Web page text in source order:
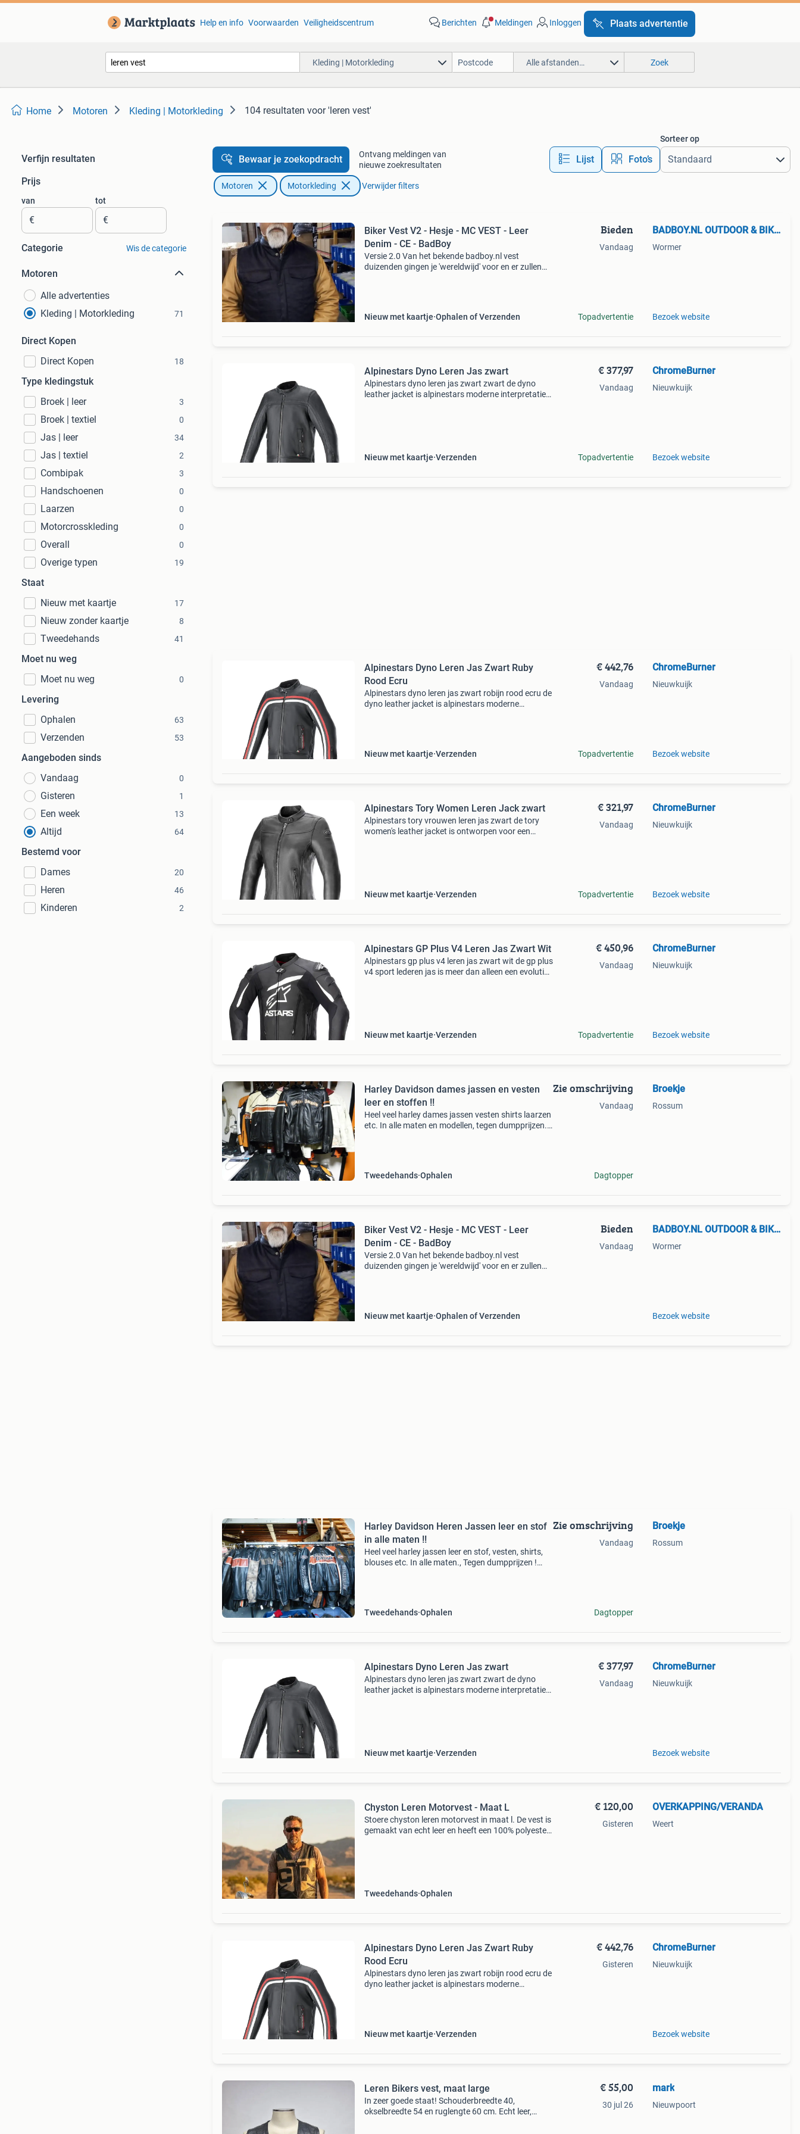
Help en info Voorwaarden Veiligheidscentrum Berichten Meldingen Inloggen Plaats advertentie
Kleding | Motorkleding Alle afstanden… Zoek
Home Motoren Kleding | Motorkleding 104 resultaten voor 'leren vest'
Verfijn resultaten
Prijs
van
€
tot
€
Categorie Wis de categorie
Motoren
Alle advertenties
Kleding | Motorkleding
71
Direct Kopen
Direct Kopen
18
Type kledingstuk
Broek | leer
3
Broek | textiel 0
Jas | leer 34
Jas | textiel 2
Combipak 3
Handschoenen 0
Laarzen 0
Motorcrosskleding 0
Overall 0
Overige typen 19
Staat
Nieuw met kaartje
17
Nieuw zonder kaartje 8
Tweedehands 41
Moet nu weg
Moet nu weg
0
Levering
Ophalen
63
Verzenden 53
Aangeboden sinds
Vandaag
0
Gisteren 1
Een week 13
Altijd 64
Bestemd voor
Dames
20
Heren 46
Kinderen 2
Bewaar je zoekopdracht
Ontvang meldingen van
nieuwe zoekresultaten
Lijst Foto’s
Sorteer op
Motoren Motorkleding Verwijder filters
Biker Vest V2 - Hesje - MC VEST - Leer
Denim - CE - BadBoy
Versie 2.0 Van het bekende badboy.nl vest
duizenden gingen je 'wereldwijd' voor en er zullen
Nieuw met kaartje Ophalen of Verzenden
Bieden
Vandaag
Topadvertentie
BADBOY.NL OUTDOOR & BIKERSHOP
Wormer
Bezoek website
Alpinestars Dyno Leren Jas zwart
Alpinestars dyno leren jas zwart zwart de dyno
leather jacket is alpinestars moderne interpretatie
Nieuw met kaartje Verzenden
€ 377,97
Vandaag
Topadvertentie
ChromeBurner
Nieuwkuijk
Bezoek website
Alpinestars Dyno Leren Jas Zwart Ruby
Rood Ecru
Alpinestars dyno leren jas zwart robijn rood ecru de
dyno leather jacket is alpinestars moderne
Nieuw met kaartje Verzenden
€ 442,76
Vandaag
Topadvertentie
ChromeBurner
Nieuwkuijk
Bezoek website
Alpinestars Tory Women Leren Jack zwart
Alpinestars tory vrouwen leren jas zwart de tory
women's leather jacket is ontworpen voor een
Nieuw met kaartje Verzenden
€ 321,97
Vandaag
Topadvertentie
ChromeBurner
Nieuwkuijk
Bezoek website
Alpinestars GP Plus V4 Leren Jas Zwart Wit
Alpinestars gp plus v4 leren jas zwart wit de gp plus
v4 sport lederen jas is meer dan alleen een evolutie
Nieuw met kaartje Verzenden
€ 450,96
Vandaag
Topadvertentie
ChromeBurner
Nieuwkuijk
Bezoek website
Harley Davidson dames jassen en vesten
leer en stoffen !!
Heel veel harley dames jassen vesten shirts laarzen
etc. In alle maten en modellen, tegen dumpprijzen.
Tweedehands Ophalen
Zie omschrijving
Vandaag
Dagtopper
Broekje
Rossum
Biker Vest V2 - Hesje - MC VEST - Leer
Denim - CE - BadBoy
Versie 2.0 Van het bekende badboy.nl vest
duizenden gingen je 'wereldwijd' voor en er zullen
Nieuw met kaartje Ophalen of Verzenden
Bieden
Vandaag
BADBOY.NL OUTDOOR & BIKERSHOP
Wormer
Bezoek website
Harley Davidson Heren Jassen leer en stof
in alle maten !!
Heel veel harley jassen leer en stof, vesten, shirts,
blouses etc. In alle maten., Tegen dumpprijzen !
Tweedehands Ophalen
Zie omschrijving
Vandaag
Dagtopper
Broekje
Rossum
Alpinestars Dyno Leren Jas zwart
Alpinestars dyno leren jas zwart zwart de dyno
leather jacket is alpinestars moderne interpretatie
Nieuw met kaartje Verzenden
€ 377,97
Vandaag
ChromeBurner
Nieuwkuijk
Bezoek website
Chyston Leren Motorvest - Maat L
Stoere chyston leren motorvest in maat l. De vest is
gemaakt van echt leer en heeft een 100% polyester
Tweedehands Ophalen
€ 120,00
Gisteren
OVERKAPPING/VERANDA
Weert
Alpinestars Dyno Leren Jas Zwart Ruby
Rood Ecru
Alpinestars dyno leren jas zwart robijn rood ecru de
dyno leather jacket is alpinestars moderne
Nieuw met kaartje Verzenden
€ 442,76
Gisteren
ChromeBurner
Nieuwkuijk
Bezoek website
Leren Bikers vest, maat large
In zeer goede staat! Schouderbreedte 40,
okselbreedte 54 en ruglengte 60 cm. Echt leer,
€ 55,00
30 jul 26
mark
Nieuwpoort